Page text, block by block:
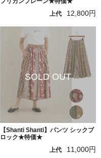
上代
12,800円
【Shanti Shanti】パンツ シックブ
ロック★特価★
上代
11,000円